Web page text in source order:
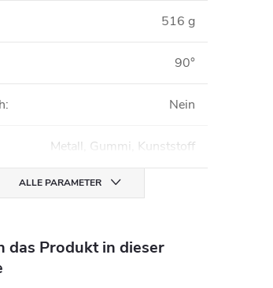
516 g
90°
: Nein
Metall, Gummi, Kunststoff
ALLE PARAMETER
das Produkt in dieser